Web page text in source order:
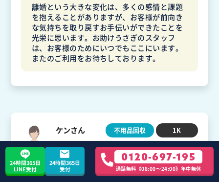
離婚という大きな変化は、多くの感情と課題
を抱えることがありますが、お客様が前向き
な気持ちを取り戻すお手伝いができたことを
光栄に思います。お助けうさぎのスタッフ
は、お客様のためにいつでもここにいます。
またのご利用をお待ちしております。
ケンさん
20代 / 埼玉県 / 越谷市
不用品回収 1K
24時間365日
LINE受付
24時間365日
受付
0120-697-195
通話無料《08:00〜24:00》年中無休